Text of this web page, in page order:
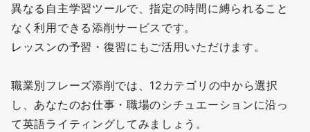
異なる自主学習ツールで、指定の時間に縛られること
なく利用できる添削サービスです。
レッスンの予習・復習にもご活用いただけます。
職業別フレーズ添削では、12カテゴリの中から選択
し、あなたのお仕事・職場のシチュエーションに沿っ
て英語ライティングしてみましょう。